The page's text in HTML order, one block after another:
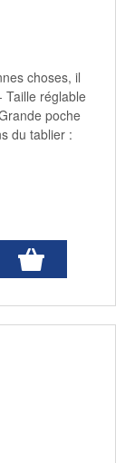
choses, il
Taille réglable
poche
du tablier :